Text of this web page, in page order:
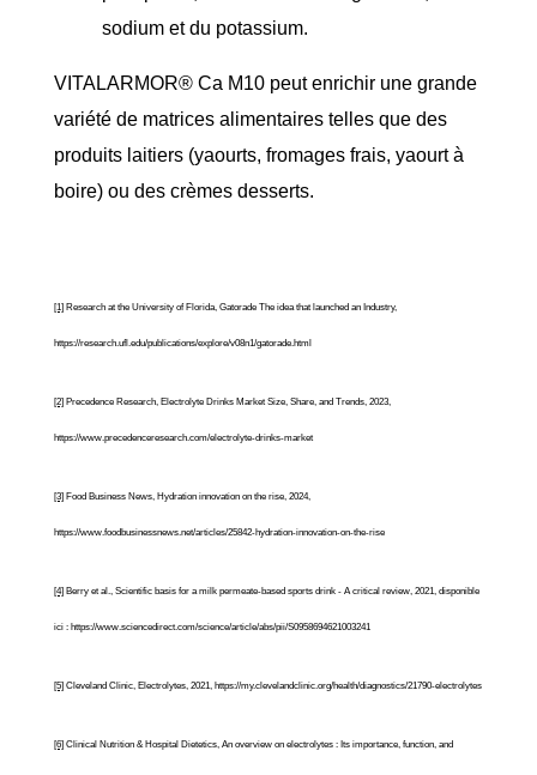
sodium et du potassium.
VITALARMOR® Ca M10 peut enrichir une grande
variété de matrices alimentaires telles que des
produits laitiers (yaourts, fromages frais, yaourt à
boire) ou des crèmes desserts.
[1] Research at the University of Florida, Gatorade The idea that launched an Industry,
https://research.ufl.edu/publications/explore/v08n1/gatorade.html
[2] Precedence Research, Electrolyte Drinks Market Size, Share, and Trends, 2023,
https://www.precedenceresearch.com/electrolyte-drinks-market
[3] Food Business News, Hydration innovation on the rise, 2024,
https://www.foodbusinessnews.net/articles/25842-hydration-innovation-on-the-rise
[4] Berry et al., Scientific basis for a milk permeate-based sports drink - A critical review, 2021, disponible
ici : https://www.sciencedirect.com/science/article/abs/pii/S0958694621003241
[5] Cleveland Clinic, Electrolytes, 2021, https://my.clevelandclinic.org/health/diagnostics/21790-electrolytes
[6] Clinical Nutrition & Hospital Dietetics, An overview on electrolytes : Its importance, function, and